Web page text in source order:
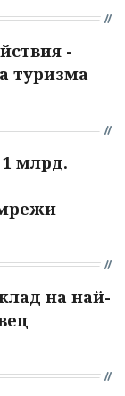
-
туризма
млрд.
на най-